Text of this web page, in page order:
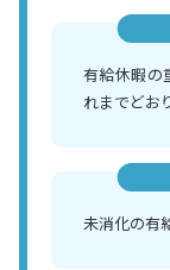
有給休暇の
れまでどお
未消化の有